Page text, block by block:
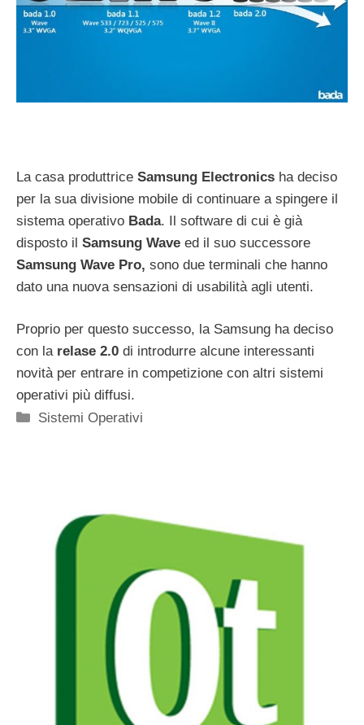
La casa produttrice Samsung Electronics ha deciso
per la sua divisione mobile di continuare a spingere il
sistema operativo Bada. Il software di cui è già
disposto il Samsung Wave ed il suo successore
Samsung Wave Pro, sono due terminali che hanno
dato una nuova sensazioni di usabilità agli utenti.
Proprio per questo successo, la Samsung ha deciso
con la relase 2.0 di introdurre alcune interessanti
novità per entrare in competizione con altri sistemi
operativi più diffusi.
Categorie
Sistemi Operativi